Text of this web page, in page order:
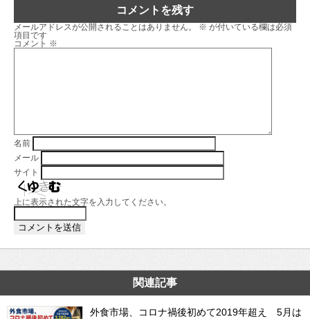
コメントを残す
メールアドレスが公開されることはありません。 ※ が付いている欄は必須
項目です
コメント ※
名前
メール
サイト
上に表示された文字を入力してください。
関連記事
外食市場、コロナ禍後初めて2019年超え 5月は